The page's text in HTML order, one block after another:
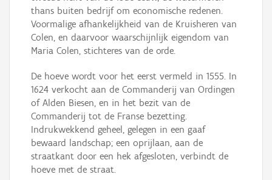
thans buiten bedrijf om economische redenen.
Voormalige afhankelijkheid van de Kruisheren van
Colen, en daarvoor waarschijnlijk eigendom van
Maria Colen, stichteres van de orde.
De hoeve wordt voor het eerst vermeld in 1555. In
1624 verkocht aan de Commanderij van Ordingen
of Alden Biesen, en in het bezit van de
Commanderij tot de Franse bezetting.
Indrukwekkend geheel, gelegen in een gaaf
bewaard landschap; een oprijlaan, aan de
straatkant door een hek afgesloten, verbindt de
hoeve met de straat.